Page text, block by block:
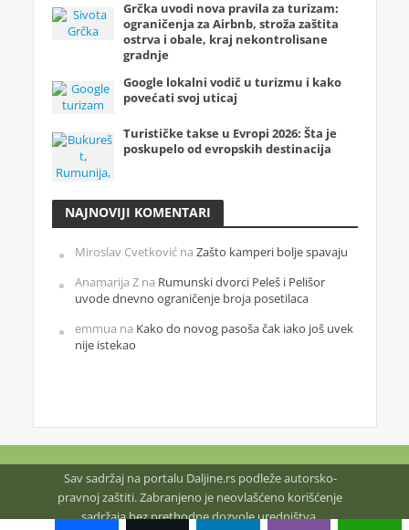
Grčka uvodi nova pravila za turizam:
ograničenja za Airbnb, stroža zaštita
ostrva i obale, kraj nekontrolisane
gradnje
Google lokalni vodič u turizmu i kako
povećati svoj uticaj
Turističke takse u Evropi 2026: Šta je
poskupelo od evropskih destinacija
NAJNOVIJI KOMENTARI
Miroslav Cvetkovićna Zašto kamperi bolje spavaju
Anamarija Zna Rumunski dvorci Peleš i Pelišor
uvode dnevno ograničenje broja posetilaca
emmua na Kako do novog pasoša čak iako još uvek
nije istekao
Sav sadržaj na portalu Daljine.rs podleže autorsko-
pravnoj zaštiti. Zabranjeno je neovlašćeno korišćenje
sadržaja bez prethodne dozvole uredništva.